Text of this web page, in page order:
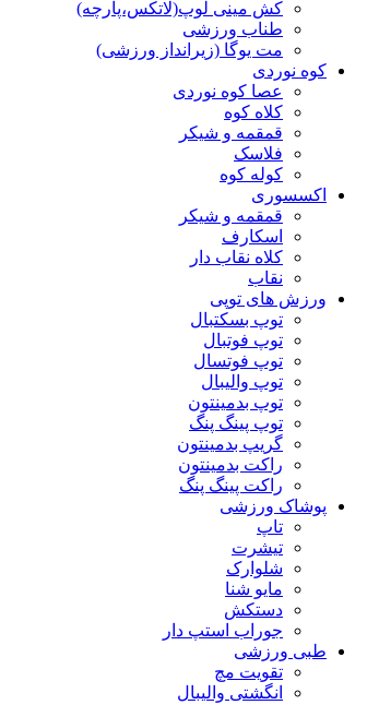
کش مینی لوپ(لاتکس،پارچه)
طناب ورزشی
مت یوگا (زیرانداز ورزشی)
کوه نوردی
عصا کوه نوردی
کلاه کوه
قمقمه و شیکر
فلاسک
کوله کوه
اکسسوری
قمقمه و شیکر
اسکارف
کلاه نقاب دار
نقاب
ورزش های توپی
توپ بسکتبال
توپ فوتبال
توپ فوتسال
توپ والیبال
توپ بدمینتون
توپ پینگ پنگ
گریپ بدمینتون
راکت بدمینتون
راکت پینگ پنگ
پوشاک ورزشی
تاپ
تیشرت
شلوارک
مایو شنا
دستکش
جوراب استپ دار
طبی ورزشی
تقویت مچ
انگشتی واليبال